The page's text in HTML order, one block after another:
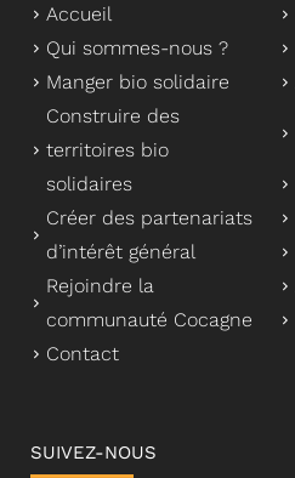
Accueil
Qui sommes-nous ?
Manger bio solidaire
Construire des
territoires bio
solidaires
Créer des partenariats
d’intérêt général
Rejoindre la
communauté Cocagne
Contact
SUIVEZ-NOUS